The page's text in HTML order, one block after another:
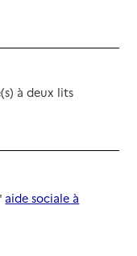
à deux lits
aide sociale à